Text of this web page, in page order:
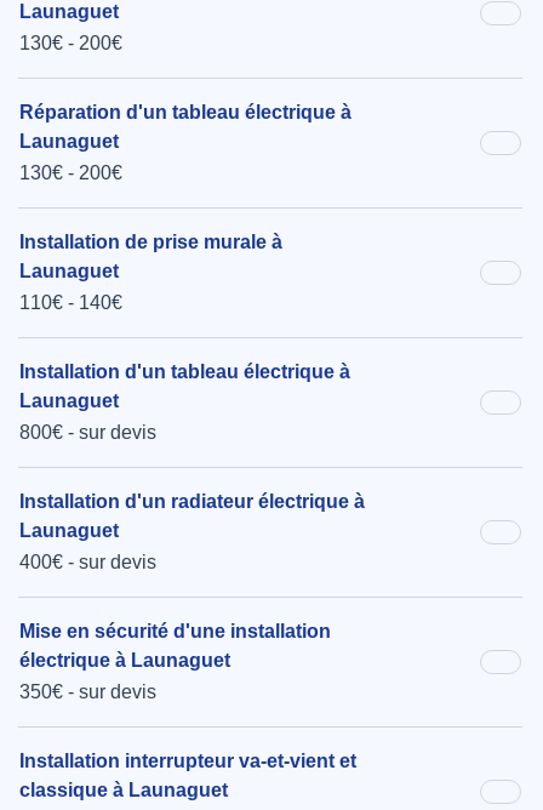
Launaguet
130€ - 200€
Réparation d'un tableau électrique à
Launaguet
130€ - 200€
Installation de prise murale à
Launaguet
110€ - 140€
Installation d'un tableau électrique à
Launaguet
800€ - sur devis
Installation d'un radiateur électrique à
Launaguet
400€ - sur devis
Mise en sécurité d'une installation
électrique à Launaguet
350€ - sur devis
Installation interrupteur va-et-vient et
classique à Launaguet